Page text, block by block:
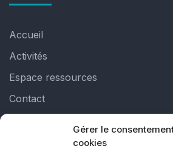
Gérer le
cookies
Accueil
Activités
Espace ressources
Contact
Liens utiles